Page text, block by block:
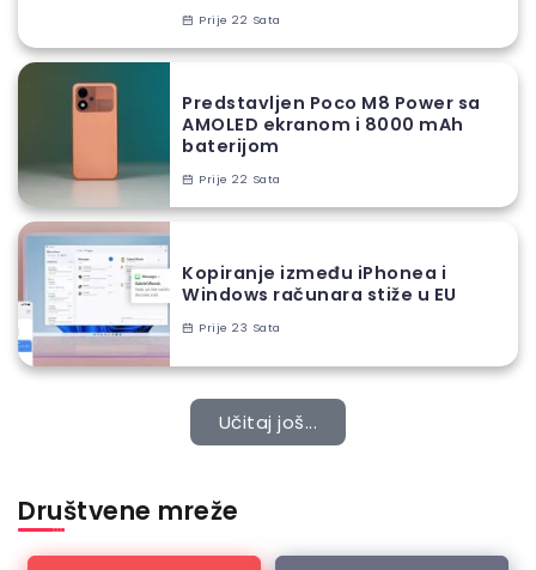
Prije 22 Sata
Predstavljen Poco M8 Power sa
AMOLED ekranom i 8000 mAh
baterijom
Prije 22 Sata
Kopiranje između iPhonea i
Windows računara stiže u EU
Prije 23 Sata
Učitaj još...
Društvene mreže